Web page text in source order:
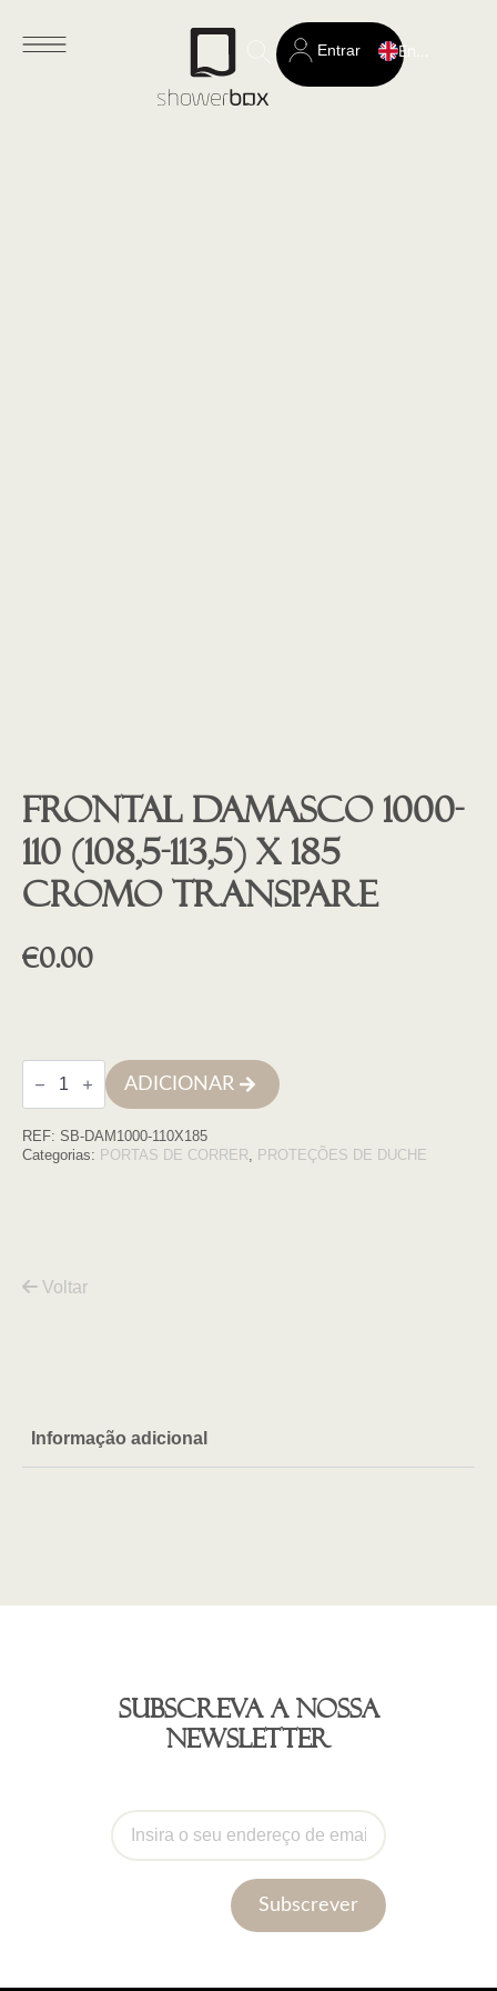
Search
for:
Entrar
Frontal Damasco 1000-
110 (108,5-113,5) x 185
CROMO transpare
€0.00
Quantidade
de
Frontal
1000-
110
ADICIONAR
REF: SB-DAM1000-110X185
Categorias: PORTAS DE CORRER, PROTEÇÕES DE DUCHE
Voltar
Informação adicional
Subscreva a nossa
newsletter
Subscrever